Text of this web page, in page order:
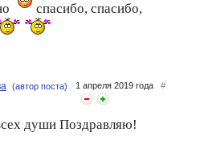
Тестирование! Бренд
спасибо, спасибо,
(автор поста) 1 апреля 2019 года #
души Поздравляю!